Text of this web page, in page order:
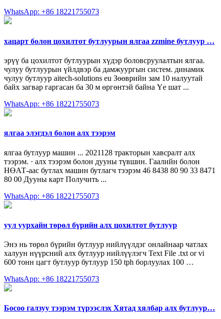
WhatsApp: +86 18221755073
хацарт болон цохилтот бутлуурын ялгаа zzmine бутлуур …
эрүү ба цохилтот бутлуурын хүдэр боловсруулалтын ялгаа.
чулуу бутлуурын үйлдвэр ба дамжуургын систем. динамик
чулуу бутлуур aitech-solutions eu Зөөврийн зам 10 налуутай
байх загвар гаргасан ба 30 м өргөнтэй байна Үе шат ...
WhatsApp: +86 18221755073
ялгаа элэгдэл болон алх тээрэм
ялгаа бутлуур машин ... 2021128 тракторын хавсралт алх
тээрэм. · алх тээрэм болон дууны түвшин. Гаалийн болон
НӨАТ-аас бутлах машин бутлагч тээрэм 46 8438 80 90 33 8471
80 00 Дууны карт Получить ...
WhatsApp: +86 18221755073
уул уурхайн төрөл бүрийн алх цохилтот бутлуур
Энэ нь төрөл бүрийн бутлуур нийлүүлдэг онлайнаар чатлах
халуун нүүрсний алх бутлуур нийлүүлэгч Text File .txt or vi
600 тонн цагт бутлуур бутлуур 150 tph борлуулах 100 …
WhatsApp: +86 18221755073
Босоо галзуу тээрэм түрээслэх Хятад хялбар алх бутлуур…